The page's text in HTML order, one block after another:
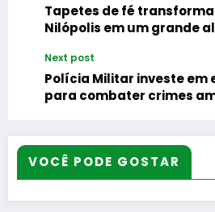
Tapetes de fé
Nilópolis em um grande
Next post
Polícia Militar investe em
para combater crimes
VOCÊ PODE GOSTAR